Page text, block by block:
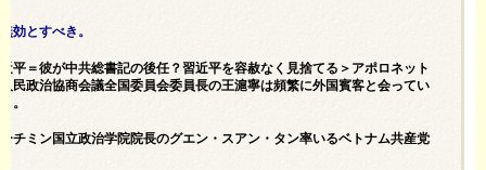
効とすべき。
平＝彼が中共総書記の後任？習近平を容赦なく見捨てる＞アポロネット
民政治協商会議全国委員会委員長の王滬寧は頻繁に外国賓客と会ってい
。
チミン国立政治学院院長のグエン・スアン・タン率いるベトナム共産党